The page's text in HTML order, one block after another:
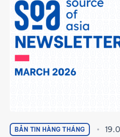
BẢN TIN HÀNG THÁNG